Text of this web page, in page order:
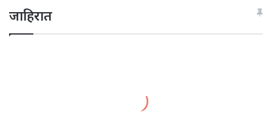
जाहिरात